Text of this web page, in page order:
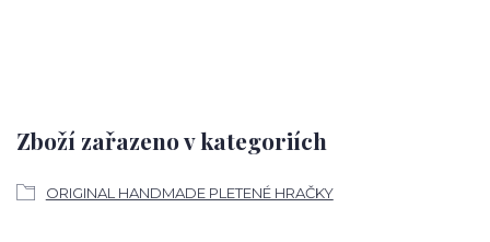
Zboží zařazeno v kategoriích
ORIGINAL HANDMADE PLETENÉ HRAČKY